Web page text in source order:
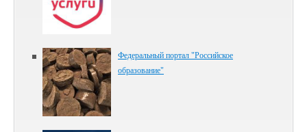
Федеральный портал "Российское
образование"